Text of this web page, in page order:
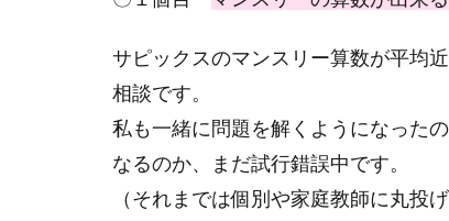
サピックスのマンスリー算数が平均
相談です。
私も一緒に問題を解くようになった
なるのか、まだ試行錯誤中です。
（それまでは個別や家庭教師に丸投